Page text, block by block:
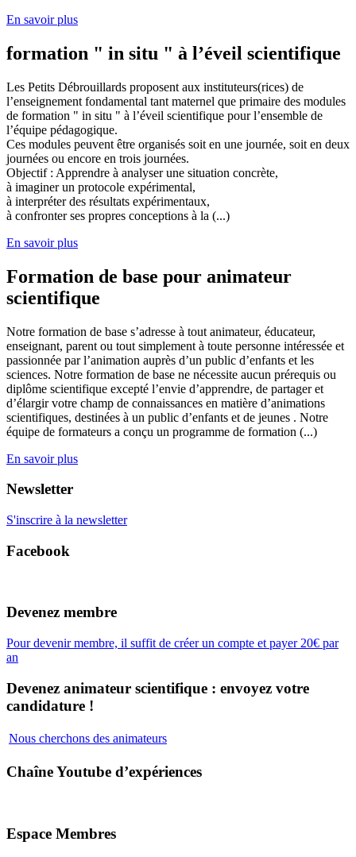
En savoir plus
formation " in situ " à l’éveil scientifique
Les Petits Débrouillards proposent aux instituteurs(rices) de
l’enseignement fondamental tant maternel que primaire des modules
de formation " in situ " à l’éveil scientifique pour l’ensemble de
l’équipe pédagogique.
Ces modules peuvent être organisés soit en une journée, soit en deux
journées ou encore en trois journées.
Objectif : Apprendre à analyser une situation concrète,
à imaginer un protocole expérimental,
à interpréter des résultats expérimentaux,
à confronter ses propres conceptions à la (...)
En savoir plus
Formation de base pour animateur
scientifique
Notre formation de base s’adresse à tout animateur, éducateur,
enseignant, parent ou tout simplement à toute personne intéressée et
passionnée par l’animation auprès d’un public d’enfants et les
sciences. Notre formation de base ne nécessite aucun prérequis ou
diplôme scientifique excepté l’envie d’apprendre, de partager et
d’élargir votre champ de connaissances en matière d’animations
scientifiques, destinées à un public d’enfants et de jeunes . Notre
équipe de formateurs a conçu un programme de formation (...)
En savoir plus
Newsletter
S'inscrire à la newsletter
Facebook
Devenez membre
Pour devenir membre, il suffit de créer un compte et payer 20€ par
an
Devenez animateur scientifique : envoyez votre
candidature !
Nous cherchons des animateurs
Chaîne Youtube d’expériences
Espace Membres